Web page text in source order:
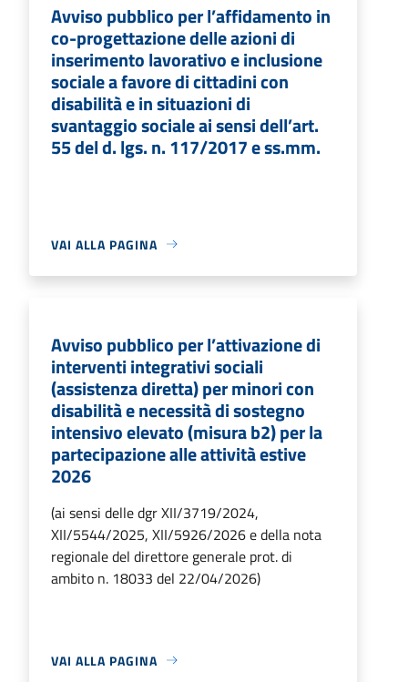
Avviso pubblico per l’affidamento in
co-progettazione delle azioni di
inserimento lavorativo e inclusione
sociale a favore di cittadini con
disabilità e in situazioni di
svantaggio sociale ai sensi dell’art.
55 del d. lgs. n. 117/2017 e ss.mm.
VAI ALLA PAGINA
Avviso pubblico per l’attivazione di
interventi integrativi sociali
(assistenza diretta) per minori con
disabilità e necessità di sostegno
intensivo elevato (misura b2) per la
partecipazione alle attività estive
2026
(ai sensi delle dgr XII/3719/2024,
XII/5544/2025, XII/5926/2026 e della nota
regionale del direttore generale prot. di
ambito n. 18033 del 22/04/2026)
VAI ALLA PAGINA